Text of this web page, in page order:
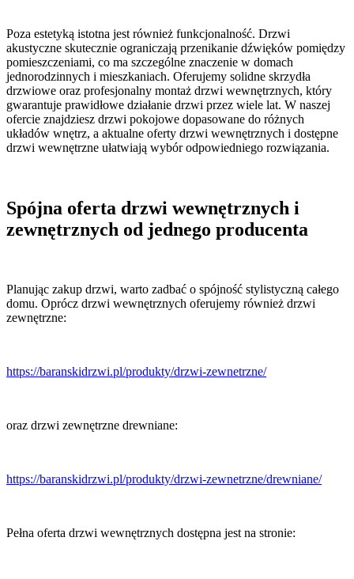
Poza estetyką istotna jest również funkcjonalność. Drzwi
akustyczne skutecznie ograniczają przenikanie dźwięków pomiędzy
pomieszczeniami, co ma szczególne znaczenie w domach
jednorodzinnych i mieszkaniach. Oferujemy solidne skrzydła
drzwiowe oraz profesjonalny montaż drzwi wewnętrznych, który
gwarantuje prawidłowe działanie drzwi przez wiele lat. W naszej
ofercie znajdziesz drzwi pokojowe dopasowane do różnych
układów wnętrz, a aktualne oferty drzwi wewnętrznych i dostępne
drzwi wewnętrzne ułatwiają wybór odpowiedniego rozwiązania.
Spójna oferta drzwi wewnętrznych i
zewnętrznych od jednego producenta
Planując zakup drzwi, warto zadbać o spójność stylistyczną całego
domu. Oprócz drzwi wewnętrznych oferujemy również drzwi
zewnętrzne:
https://baranskidrzwi.pl/produkty/drzwi-zewnetrzne/
oraz drzwi zewnętrzne drewniane:
https://baranskidrzwi.pl/produkty/drzwi-zewnetrzne/drewniane/
Pełna oferta drzwi wewnętrznych dostępna jest na stronie: